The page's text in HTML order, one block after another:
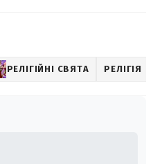
РЕЛІГІЙНІ СВЯТА РЕЛІГІЯ